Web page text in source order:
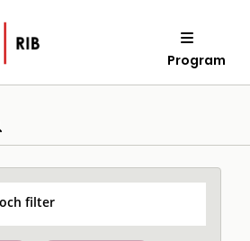
Program
filter